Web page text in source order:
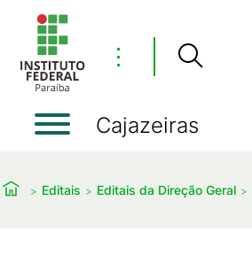
⋮
Cajazeiras
Editais Editais da Direção Geral